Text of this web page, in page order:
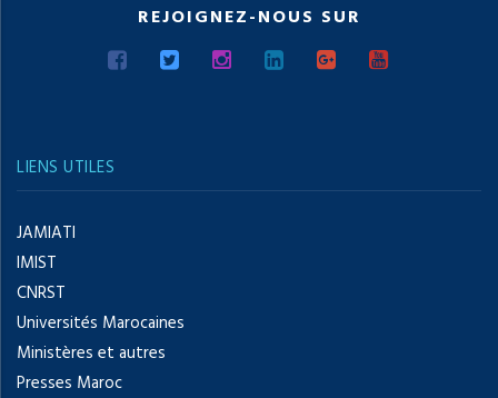
REJOIGNEZ-NOUS SUR
LIENS UTILES
JAMIATI
IMIST
CNRST
Universités Marocaines
Ministères et autres
Presses Maroc